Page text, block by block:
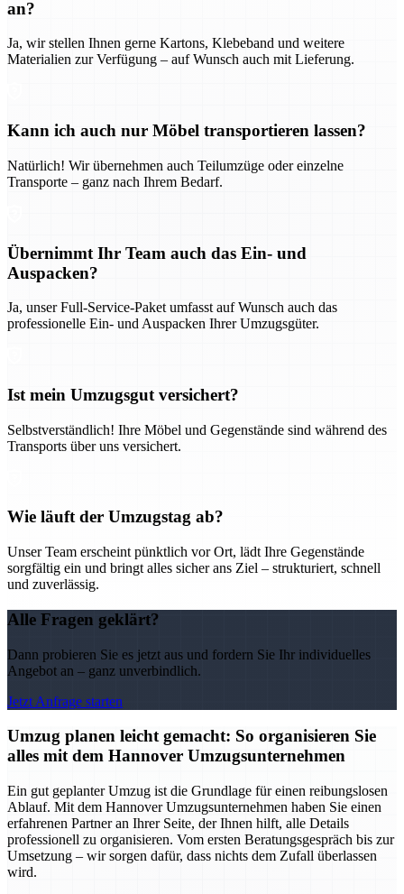
an?
Ja, wir stellen Ihnen gerne Kartons, Klebeband und weitere
Materialien zur Verfügung – auf Wunsch auch mit Lieferung.
Kann ich auch nur Möbel transportieren lassen?
Natürlich! Wir übernehmen auch Teilumzüge oder einzelne
Transporte – ganz nach Ihrem Bedarf.
Übernimmt Ihr Team auch das Ein- und
Auspacken?
Ja, unser Full-Service-Paket umfasst auf Wunsch auch das
professionelle Ein- und Auspacken Ihrer Umzugsgüter.
Ist mein Umzugsgut versichert?
Selbstverständlich! Ihre Möbel und Gegenstände sind während des
Transports über uns versichert.
Wie läuft der Umzugstag ab?
Unser Team erscheint pünktlich vor Ort, lädt Ihre Gegenstände
sorgfältig ein und bringt alles sicher ans Ziel – strukturiert, schnell
und zuverlässig.
Alle Fragen geklärt?
Dann probieren Sie es jetzt aus und fordern Sie Ihr individuelles
Angebot an – ganz unverbindlich.
Jetzt Anfrage starten
Umzug planen leicht gemacht: So organisieren Sie
alles mit dem Hannover Umzugsunternehmen
Ein gut geplanter Umzug ist die Grundlage für einen reibungslosen
Ablauf. Mit dem Hannover Umzugsunternehmen haben Sie einen
erfahrenen Partner an Ihrer Seite, der Ihnen hilft, alle Details
professionell zu organisieren. Vom ersten Beratungsgespräch bis zur
Umsetzung – wir sorgen dafür, dass nichts dem Zufall überlassen
wird.